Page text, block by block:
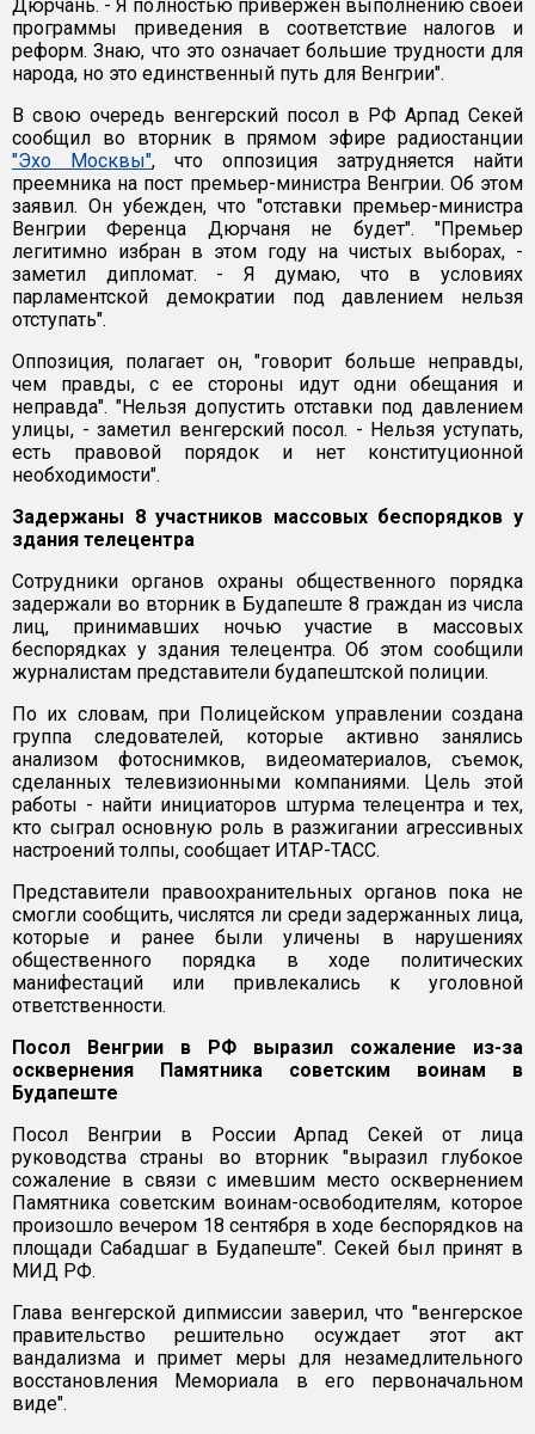
Дюрчань. - Я полностью привержен выполнению своей
программы приведения в соответствие налогов и
реформ. Знаю, что это означает большие трудности для
народа, но это единственный путь для Венгрии".
В свою очередь венгерский посол в РФ Арпад Секей
сообщил во вторник в прямом эфире радиостанции
"Эхо Москвы", что оппозиция затрудняется найти
преемника на пост премьер-министра Венгрии. Об этом
заявил. Он убежден, что "отставки премьер-министра
Венгрии Ференца Дюрчаня не будет". "Премьер
легитимно избран в этом году на чистых выборах, -
заметил дипломат. - Я думаю, что в условиях
парламентской демократии под давлением нельзя
отступать".
Оппозиция, полагает он, "говорит больше неправды,
чем правды, с ее стороны идут одни обещания и
неправда". "Нельзя допустить отставки под давлением
улицы, - заметил венгерский посол. - Нельзя уступать,
есть правовой порядок и нет конституционной
необходимости".
Задержаны 8 участников массовых беспорядков у
здания телецентра
Сотрудники органов охраны общественного порядка
задержали во вторник в Будапеште 8 граждан из числа
лиц, принимавших ночью участие в массовых
беспорядках у здания телецентра. Об этом сообщили
журналистам представители будапештской полиции.
По их словам, при Полицейском управлении создана
группа следователей, которые активно занялись
анализом фотоснимков, видеоматериалов, съемок,
сделанных телевизионными компаниями. Цель этой
работы - найти инициаторов штурма телецентра и тех,
кто сыграл основную роль в разжигании агрессивных
настроений толпы, сообщает ИТАР-ТАСС.
Представители правоохранительных органов пока не
смогли сообщить, числятся ли среди задержанных лица,
которые и ранее были уличены в нарушениях
общественного порядка в ходе политических
манифестаций или привлекались к уголовной
ответственности.
Посол Венгрии в РФ выразил сожаление из-за
осквернения Памятника советским воинам в
Будапеште
Посол Венгрии в России Арпад Секей от лица
руководства страны во вторник "выразил глубокое
сожаление в связи с имевшим место осквернением
Памятника советским воинам-освободителям, которое
произошло вечером 18 сентября в ходе беспорядков на
площади Сабадшаг в Будапеште". Секей был принят в
МИД РФ.
Глава венгерской дипмиссии заверил, что "венгерское
правительство решительно осуждает этот акт
вандализма и примет меры для незамедлительного
восстановления Мемориала в его первоначальном
виде".